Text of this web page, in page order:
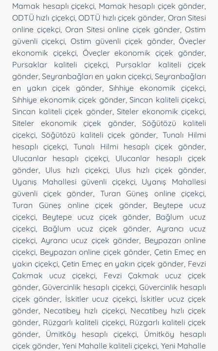
Mamak hesaplı çiçekçi Mamak hesaplı çiçek gönder
ODTÜ hızlı çiçekçi,ODTÜ hızlı çiçek gönder Oran Sitesi
online çiçekçi, Oran Sitesi online çiçek gönder ,Ostim
güvenli çiçekçi Ostim güvenli çiçek gönder,Öveçler
ekonomik çiçekçi, Öveçler ekonomik çiçek gönder
Pursaklar kaliteli çiçekçi, Pursaklar kaliteli çiçek
gönder ,Seyranbağları en yakın çiçekçi,Seyranbağları
en yakın çiçek gönder, Sıhhiye ekonomik çiçekçi
Sıhhiye ekonomik çiçek gönder, Sincan kaliteli çiçekçi
Sincan kaliteli çiçek gönder, Siteler ekonomik çiçekçi
Siteler ekonomik çiçek gönder,Söğütözü kaliteli
çiçekçi ,Söğütözü kaliteli çiçek gönder
Tunalı Hilmi
hesaplı çiçekçi ,Tunalı Hilmi hesaplı çiçek gönder
Ulucanlar hesaplı çiçekçi, Ulucanlar hesaplı çiçek
gönder
Ulus hızlı çiçekçi Ulus hızlı çiçek gönder
Uyanış Mahallesi güvenli çiçekçi, Uyanış Mahallesi
güvenli çiçek gönder
Turan Güneş online çiçekçi
Turan Güneş online çiçek gönder
Beytepe ucuz
çiçekçi
Beytepe ucuz çiçek gönder
Bağlum ucuz
çiçekçi
Bağlum ucuz çiçek gönder
Ayrancı ucuz
çiçekçi Ayrancı ucuz çiçek gönder Beypazarı online
çiçekçi Beypazarı online çiçek gönder Çetin Emeç en
yakın çiçekçi, Çetin Emeç en yakın çiçek gönder Fevzi
Çakmak ucuz çiçekçi
Fevzi Çakmak ucuz çiçek
gönder ,Güvercinlik hesaplı çiçekçi, Güvercinlik hesaplı
çiçek gönder İskitler ucuz çiçekçi, İskitler ucuz çiçek
gönder Necatibey hızlı çiçekçi, Necatibey hızlı çiçek
gönder Rüzgarlı kaliteli çiçekçi, Rüzgarlı kaliteli çiçek
gönder
Ümitköy hesaplı çiçekçi
Ümitköy hesaplı
çiçek gönder Yeni Mahalle kaliteli çiçekçi Yeni Mahalle